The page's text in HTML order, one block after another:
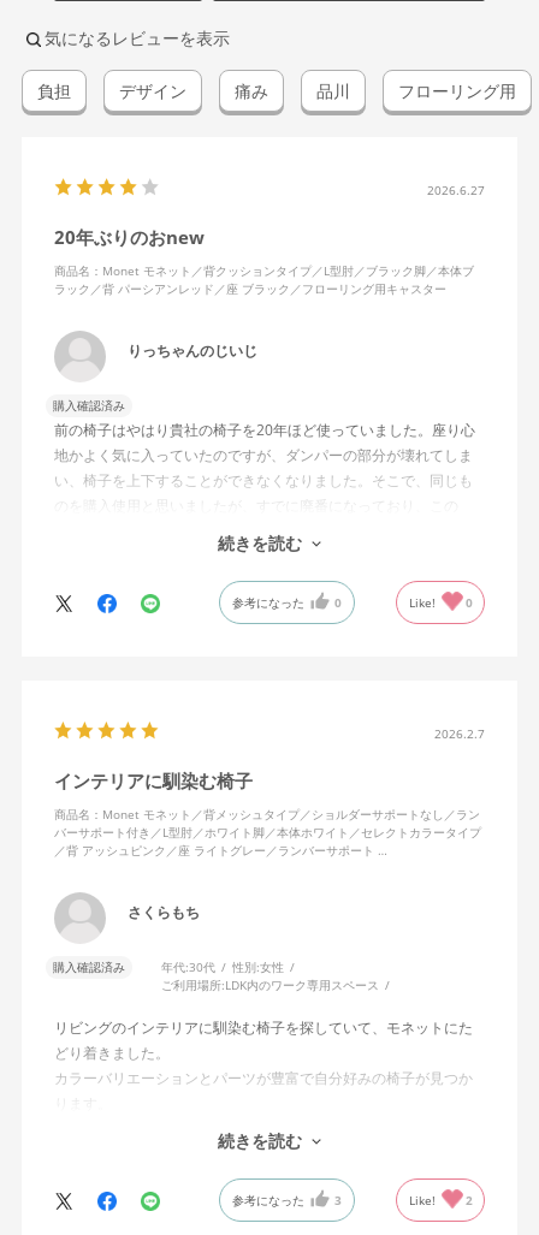
気になるレビューを表示
負担 デザイン 痛み 品川 フローリング用
2026.6.27
20年ぶりのおnew
商品名：Monet モネット／背クッションタイプ／L型肘／ブラック脚／本体ブ
ラック／背 パーシアンレッド／座 ブラック／フローリング用キャスター
りっちゃんのじいじ
購入確認済み
前の椅子はやはり貴社の椅子を20年ほど使っていました。座り心
地かよく気に入っていたのですが、ダンパーの部分が壊れてしま
い、椅子を上下することができなくなりました。そこで、同じも
のを購入使用と思いましたが、すでに廃番になっており、この
MonEtを購入しました。やや固めの椅子ですが、使っているうち
になじんでくるのではと思っています。フローリング床で使って
いますが、ややキャスターがよく動きすぎるのが難点でしょう
か。
続きを読む
参考になった 0 Like! 0
2026.2.7
インテリアに馴染む椅子
商品名：Monet モネット／背メッシュタイプ／ショルダーサポートなし／ラン
バーサポート付き／L型肘／ホワイト脚／本体ホワイト／セレクトカラータイプ
／背 アッシュピンク／座 ライトグレー／ランバーサポート …
さくらもち
購入確認済み 年代:30代 性別:女性
ご利用場所:LDK内のワーク専用スペース
リビングのインテリアに馴染む椅子を探していて、モネットにた
どり着きました。
カラーバリエーションとパーツが豊富で自分好みの椅子が見つか
オフィスチェアにしては比較的コンパクトで家に置くのに最適で
した、座り心地も良く大変気に入っています。
今回どうしても欲しい色の組み合わせがあったので固定肘の物を
購入しましたが、欲を言えば稼働肘バージョンもバイカラーなど
続きを読む
参考になった 3 Like! 2